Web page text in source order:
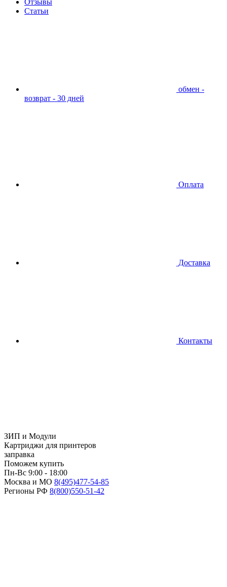
Отзывы
Статьи
обмен -
возврат - 30 дней
Оплата
Доставка
Контакты
ЗИП и Модули
Картриджи для принтеров
заправка
Поможем купить
Пн-Вс 9:00 - 18:00
Москва и МО 8(495)477-54-85
Регионы РФ 8(800)550-51-42